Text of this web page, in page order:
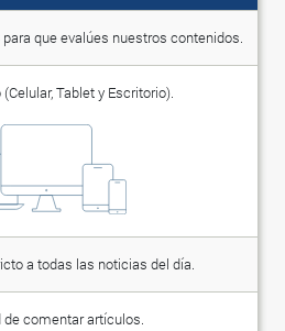
que evalúes nuestros contenidos.
Tablet y Escritorio).
a todas las noticias del día.
de comentar artículos.